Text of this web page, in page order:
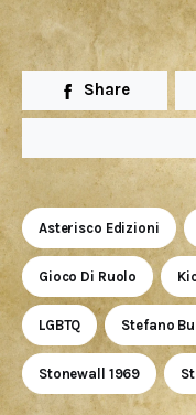
Share
Asterisco Edizioni
Gioco Di Ruolo
LGBTQ Stefano
Stonewall 1969